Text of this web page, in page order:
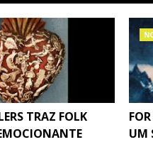
TRAZ FOLK
UM